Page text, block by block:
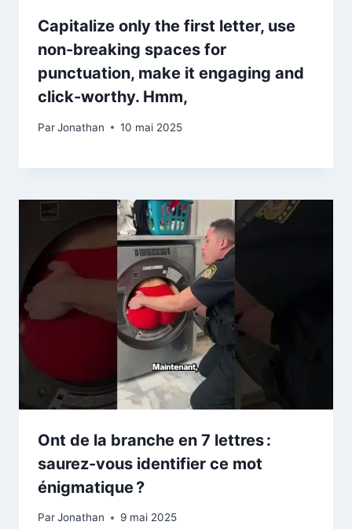
Capitalize only the first letter, use
non-breaking spaces for
punctuation, make it engaging and
click-worthy. Hmm,
ParJonathan 10 mai 2025
Ont de la branche en 7 lettres :
saurez-vous identifier ce mot
énigmatique ?
ParJonathan 9 mai 2025